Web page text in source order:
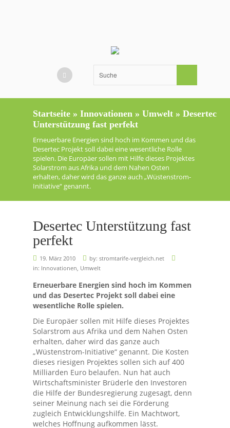
Startseite » Innovationen » Umwelt » Desertec
Unterstützung fast perfekt
Erneuerbare Energien sind hoch im Kommen und das
Desertec Projekt soll dabei eine wesentliche Rolle
spielen. Die Europäer sollen mit Hilfe dieses Projektes
Solarstrom aus Afrika und dem Nahen Osten
erhalten, daher wird das ganze auch „Wüstenstrom-
Initiative“ genannt.
Desertec Unterstützung fast
perfekt
19. März 2010 by: stromtarife-vergleich.net
in: Innovationen, Umwelt
Erneuerbare Energien sind hoch im Kommen
und das Desertec Projekt soll dabei eine
wesentliche Rolle spielen.
Die Europäer sollen mit Hilfe dieses Projektes
Solarstrom aus Afrika und dem Nahen Osten
erhalten, daher wird das ganze auch
„Wüstenstrom-Initiative“ genannt. Die Kosten
dieses riesigen Projektes sollen sich auf 400
Milliarden Euro belaufen. Nun hat auch
Wirtschaftsminister Brüderle den Investoren
die Hilfe der Bundesregierung zugesagt, denn
seiner Meinung nach sei die Förderung
zugleich Entwicklungshilfe. Ein Machtwort,
welches Hoffnung aufkommen lässt.